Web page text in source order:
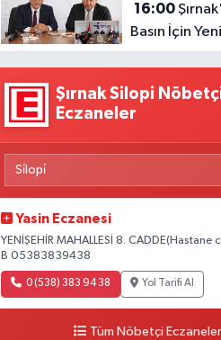
16:00Şırnak'ta Yerel
Basın İçin
Başlıyor
Şırnak Silopi
Eczaneler
Yasin Eczanesi
YENİŞEHİR MAHALLESİ 8.
B 05383839438
0 (538) 383 94 38 Yol Tarifi Al
Tüm Nöbetçi Eczaneler